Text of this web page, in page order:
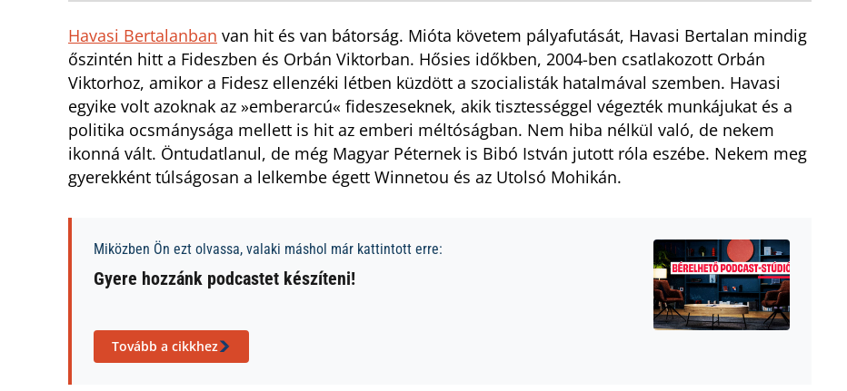
Havasi Bertalanban van hit és van bátorság. Mióta követem pályafutását, Havasi Bertalan mindig
őszintén hitt a Fideszben és Orbán Viktorban. Hősies időkben, 2004-ben csatlakozott Orbán
Viktorhoz, amikor a Fidesz ellenzéki létben küzdött a szocialisták hatalmával szemben. Havasi
egyike volt azoknak az »emberarcú« fideszeseknek, akik tisztességgel végezték munkájukat és a
politika ocsmánysága mellett is hit az emberi méltóságban. Nem hiba nélkül való, de nekem
ikonná vált. Öntudatlanul, de még Magyar Péternek is Bibó István jutott róla eszébe. Nekem meg
gyerekként túlságosan a lelkembe égett Winnetou és az Utolsó Mohikán.
Miközben Ön ezt olvassa, valaki máshol már kattintott erre:
Gyere hozzánk podcastet készíteni!
Tovább a cikkhez